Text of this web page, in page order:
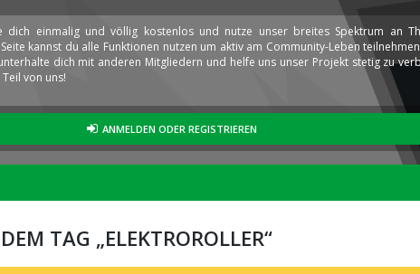
dich einmalig und völlig kostenlos und nutze unser breites Spektrum an
kannst du alle Funktionen nutzen um aktiv am Community-Leben
dich mit anderen Mitgliedern und helfe uns unser Projekt stetig zu
von uns!
ANMELDEN ODER REGISTRIEREN
TAG „ELEKTROROLLER“